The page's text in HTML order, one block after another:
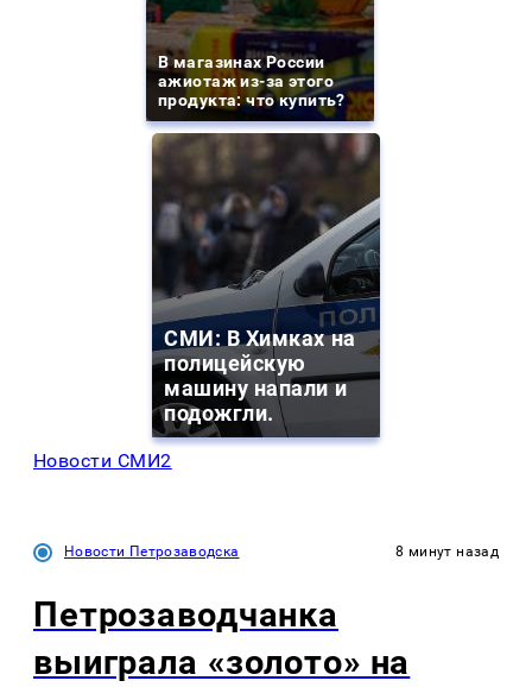
В магазинах России
ажиотаж из-за этого
продукта: что купить?
СМИ: В Химках на
полицейскую
машину напали и
подожгли.
Новости СМИ2
Новости Петрозаводска 8 минут назад
Петрозаводчанка
выиграла «золото» на